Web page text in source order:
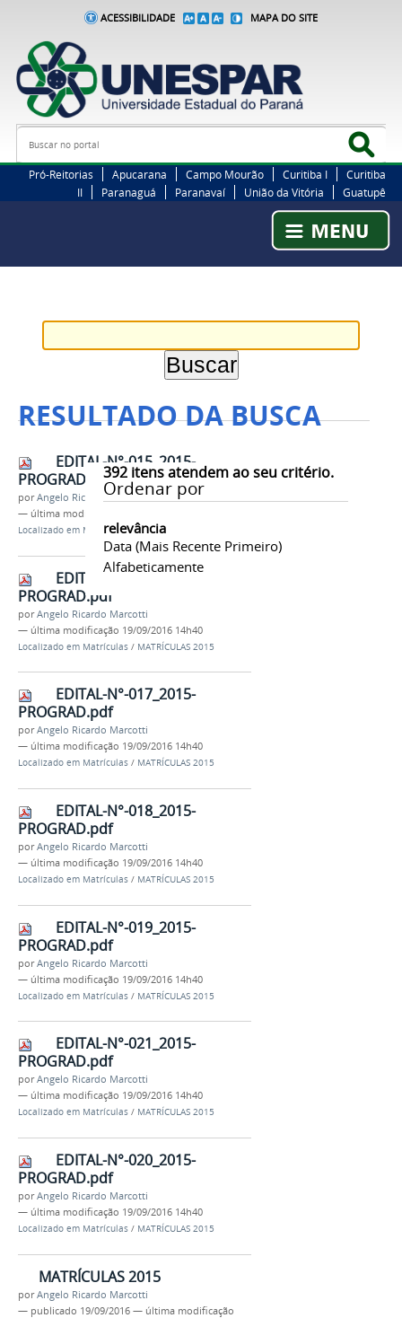
ACESSIBILIDADE MAPA DO SITE
Busca
Pró-Reitorias Apucarana Campo Mourão Curitiba I
Curitiba
II
Paranaguá Paranavaí União da Vitória Guatupê
RESULTADO DA BUSCA
392itens atendem ao seu critério.
Ordenar por
relevância
Data (mais Recente Primeiro)
Alfabeticamente
EDITAL-N°-015_2015-
PROGRAD.pdf
porAngelo Ricardo Marcotti
— última modificação
Localizado em Matrículas /MATRÍCULAS 2015
EDITAL-N°-016_2015-
PROGRAD.pdf
porAngelo Ricardo Marcotti
— última modificação 19/09/2016 14h40
Localizado em Matrículas / MATRÍCULAS 2015
EDITAL-N°-017_2015-
PROGRAD.pdf
porAngelo Ricardo Marcotti
— última modificação 19/09/2016 14h40
Localizado em Matrículas / MATRÍCULAS 2015
EDITAL-N°-018_2015-
PROGRAD.pdf
porAngelo Ricardo Marcotti
— última modificação 19/09/2016 14h40
Localizado em Matrículas / MATRÍCULAS 2015
EDITAL-N°-019_2015-
PROGRAD.pdf
porAngelo Ricardo Marcotti
— última modificação 19/09/2016 14h40
Localizado em Matrículas / MATRÍCULAS 2015
EDITAL-N°-021_2015-
PROGRAD.pdf
porAngelo Ricardo Marcotti
— última modificação 19/09/2016 14h40
Localizado em Matrículas / MATRÍCULAS 2015
EDITAL-N°-020_2015-
PROGRAD.pdf
porAngelo Ricardo Marcotti
— última modificação 19/09/2016 14h40
Localizado em Matrículas / MATRÍCULAS 2015
MATRÍCULAS 2015
porAngelo Ricardo Marcotti
— publicado 19/09/2016 — última modificação